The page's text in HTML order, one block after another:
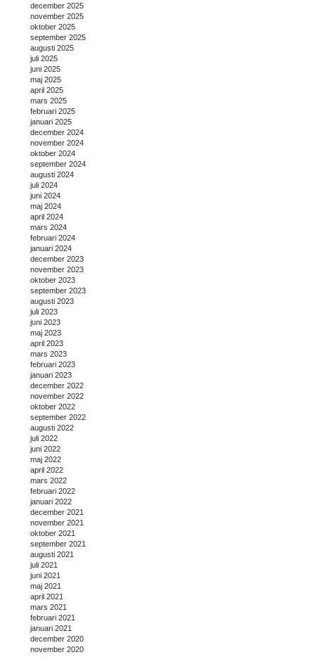
december 2025
november 2025
oktober 2025
september 2025
augusti 2025
juli 2025
juni 2025
maj 2025
april 2025
mars 2025
februari 2025
januari 2025
december 2024
november 2024
oktober 2024
september 2024
augusti 2024
juli 2024
juni 2024
maj 2024
april 2024
mars 2024
februari 2024
januari 2024
december 2023
november 2023
oktober 2023
september 2023
augusti 2023
juli 2023
juni 2023
maj 2023
april 2023
mars 2023
februari 2023
januari 2023
december 2022
november 2022
oktober 2022
september 2022
augusti 2022
juli 2022
juni 2022
maj 2022
april 2022
mars 2022
februari 2022
januari 2022
december 2021
november 2021
oktober 2021
september 2021
augusti 2021
juli 2021
juni 2021
maj 2021
april 2021
mars 2021
februari 2021
januari 2021
december 2020
november 2020